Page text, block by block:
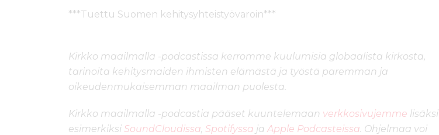
***Tuettu Suomen kehitysyhteistyövaroin***
Kirkko maailmalla -podcastissa kerromme kuulumisia globaalista kirkosta,
tarinoita kehitysmaiden ihmisten elämästä ja työstä paremman ja
oikeudenmukaisemman maailman puolesta.
Kirkko maailmalla -podcastia pääset kuuntelemaan verkkosivujemme lisäksi
esimerkiksi SoundCloudissa, Spotifyssa jaApple Podcasteissa. Ohjelmaa voi